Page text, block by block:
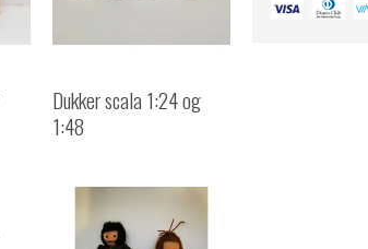
Dukker scala 1:24 og
1:48